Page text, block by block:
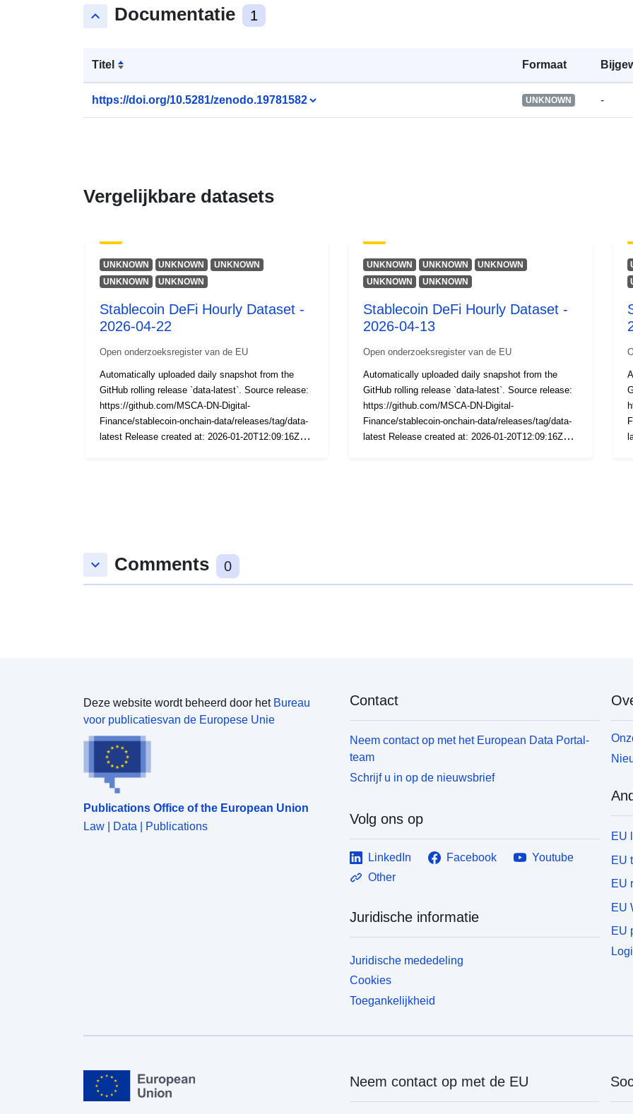
keyboard_arrow_up Documentatie 1
Titel Formaat
https://doi.org/10.5281/zenodo.19781582 UNKNOWN -
Vergelijkbare datasets
UNKNOWN UNKNOWN
UNKNOWN
UNKNOWN
UNKNOWN
Stablecoin DeFi Hourly Dataset -
2026-04-22
Open onderzoeksregister van de EU
Automatically uploaded daily snapshot from the
GitHub rolling release `data-latest`. Source release:
https://github.com/MSCA-DN-Digital-
Finance/stablecoin-onchain-data/releases/tag/data-
latest Release created at: 2026-01-20T12:09:16Z
UNKNOWN UNKNOWN
UNKNOWN
UNKNOWN
UNKNOWN
Stablecoin DeFi Hourly Dataset -
2026-04-13
Open onderzoeksregister van de EU
Automatically uploaded daily snapshot from the
GitHub rolling release `data-latest`. Source release:
https://github.com/MSCA-DN-Digital-
Finance/stablecoin-onchain-data/releases/tag/data-
latest Release created at: 2026-01-20T12:09:16Z
keyboard_arrow_down Comments 0
Deze website wordt beheerd door het Bureau
voor publicatiesvan de Europese Unie
Publications Office of the European Union
Law | Data | Publications
Contact
Neem contact op met het European Data Portal-
team
Schrijf u in op de nieuwsbrief
Volg ons op
LinkedIn Facebook
Youtube
Other
Juridische informatie
Juridische mededeling
Cookies
Toegankelijkheid
EU
EU
EU
EU
EU
Neem contact op met de EU